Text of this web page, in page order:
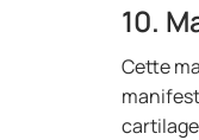
10.
Cette